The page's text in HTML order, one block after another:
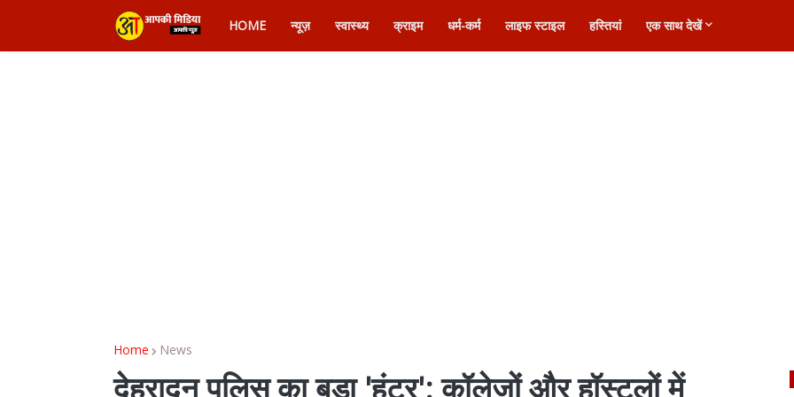
HOME न्यूज़ स्वास्थ्य क्राइम धर्म-कर्म लाइफ स्टाइल हस्तियां एक साथ देखें
Home News
देहरादून पुलिस का बड़ा 'हंटर': कॉलेजों और हॉस्टलों में